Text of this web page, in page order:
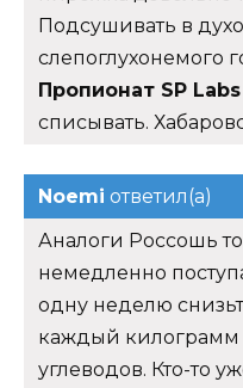
Подсушивать в
слепоглухонемого
Пропионат SP
списывать.
Noemi ответил(а)
Аналоги Россошь
немедленно
одну неделю
каждый килограмм
углеводов. Кто-то